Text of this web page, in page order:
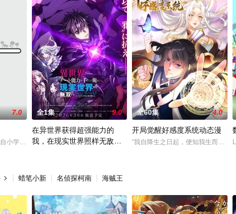
7.0
小学习妈妈的家族自卫术“风间流古武术”，但强大如他，也有软弱无力的时候
全1集 9.0
在异世界获得超强能力的
我，在现实世界照样无敌～
全60集 4.0
开局觉醒好感度系统动态漫
“我自降生之日起，便知我生而不
 蜡笔小新 名侦探柯南 海贼王